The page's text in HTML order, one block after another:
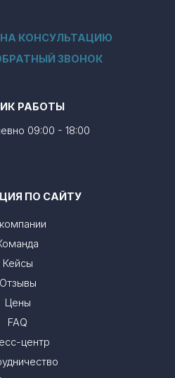
ПО САЙТУ
Кейсы
Отзывы
Цены
FAQ
центр
КОНСУЛЬТАЦИЮ
ЗВОНОК
РАБОТЫ
09:00 - 18:00